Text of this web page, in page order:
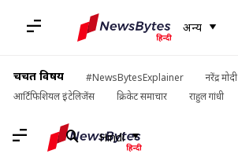
अन्य
चर्चित विषय #NewsBytesExplainer
नरेंद्र मोदी
आर्टिफिशियल इंटेलिजेंस
क्रिकेट समाचार राहुल गांधी
Hindi